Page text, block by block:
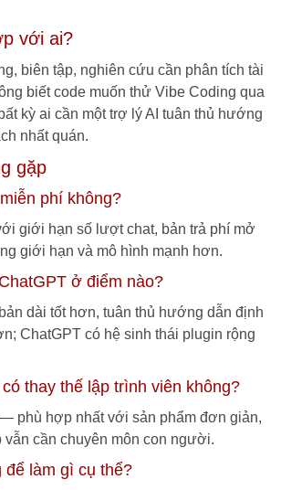
với ai?
biên tập, nghiên cứu cần phân tích tài
biết code muốn thử Vibe Coding qua
kỳ ai cần một trợ lý AI tuân thủ hướng
nhất quán.
gặp
phí không?
giới hạn số lượt chat, bản trả phí mở
giới hạn và mô hình mạnh hơn.
ở điểm nào?
dài tốt hơn, tuân thủ hướng dẫn định
ChatGPT có hệ sinh thái plugin rộng
thay thế lập trình viên không?
phù hợp nhất với sản phẩm đơn giản,
vẫn cần chuyên môn con người.
để làm gì cụ thể?